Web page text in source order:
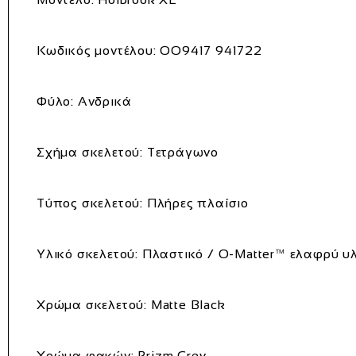
Κωδικός μοντέλου: OO9417 941722
Φύλο: Ανδρικά
Σχήμα σκελετού: Τετράγωνο
Τύπος σκελετού: Πλήρες πλαίσιο
Υλικό σκελετού: Πλαστικό / O-Matter™ ελαφρύ
Χρώμα σκελετού: Matte Black